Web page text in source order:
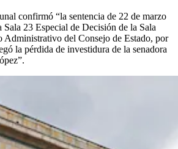
confirmó “la sentencia de 22 de marzo
23 Especial de Decisión de la Sala
Administrativo del Consejo de Estado, por
la pérdida de investidura de la senadora